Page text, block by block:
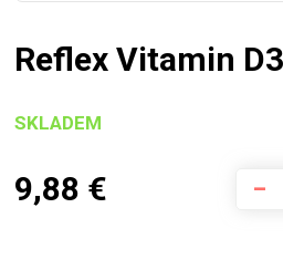
Reflex Vitamin
SKLADEM
9,88 € –